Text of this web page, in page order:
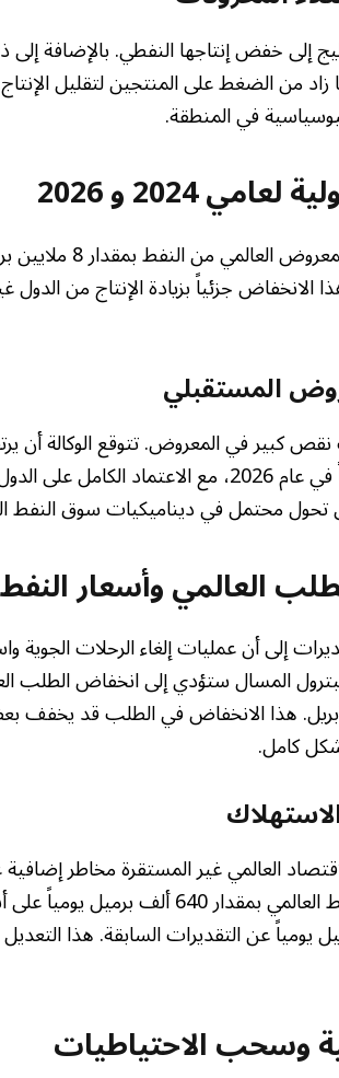
إلى خفض إنتاجها النفطي. بالإضافة
زاد من الضغط على المنتجين لتقليل
في المنطقة.
2024 و 2026
تتوقع وكالة الطاقة الدولية
جزئياً بزيادة الإنتاج من الدول
المستقبلي
كبير في المعروض. تتوقع الوكالة أن
من النفط بمعدل 1.1 مليون برميل يومياً في عام 2026، مع
تحول محتمل في ديناميكيات سوق النفط
العالمي وأسعار النفط
إلى أن عمليات إلغاء الرحلات
المسال ستؤدي إلى انخفاض الطلب
هذا الانخفاض في الطلب قد
كامل.
العالمي غير المستقرة مخاطر
تتوقع الوكالة الآن أن يرتفع استهلاك النفط
قدره 210 آلاف برميل يومياً عن التقديرات السابقة.
وسحب الاحتياطيات